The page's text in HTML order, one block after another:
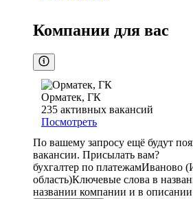
Компании для вас
Орматек, ГК
235 активных вакансий
Посмотреть
По вашему запросу ещё будут
вакансии. Присылать вам?
бухгалтер по платежамИваново
область)Ключевые слова в
названии компании и в